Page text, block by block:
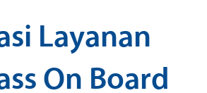
Layanan
On Board